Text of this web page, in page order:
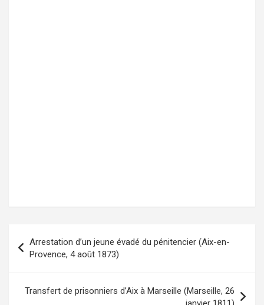
Navigation
l’article
Arrestation d’un jeune évadé du pénitencier (Aix-en-
Provence, 4 août 1873)
Trans­fert de pri­son­niers d’Aix à Mar­seille (Mar­seille, 26